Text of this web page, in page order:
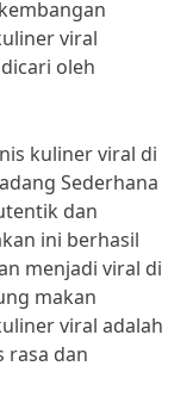
viral
oleh
kuliner viral di
Sederhana
dan
ini berhasil
menjadi viral di
makan
viral adalah
rasa dan